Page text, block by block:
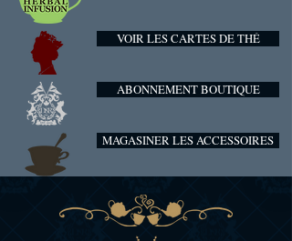
VOIR LES CARTES DE THÉ
ABONNEMENT BOUTIQUE
MAGASINER LES ACCESSOIRES